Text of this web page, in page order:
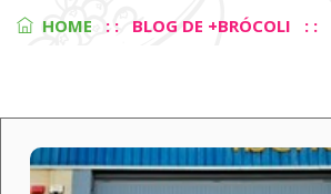
HOME : : BLOG DE +BRÓCOLI : :